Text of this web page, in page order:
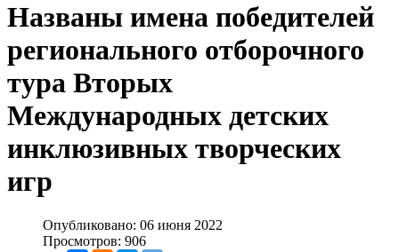
Названы имена победителей
регионального отборочного
тура Вторых
Международных детских
инклюзивных творческих
игр
Опубликовано: 06 июня 2022
Просмотров: 906